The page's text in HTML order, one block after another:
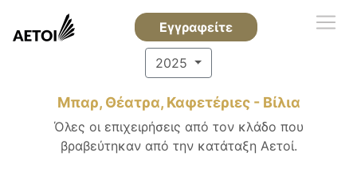
Εγγραφείτε
2025
Μπαρ, Θέατρα, Καφετέριες - Βίλια
Όλες οι επιχειρήσεις από τον κλάδο που
βραβεύτηκαν από την κατάταξη Αετοί.